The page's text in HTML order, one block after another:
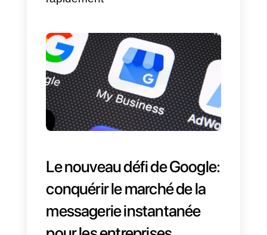
bon service pour recueillir de
bonnes critiques et attirer de
nouveaux clients.
Exemple.Marco est à Turin et a
vélo. Sa requête de recherche
Google « mécanicien de vélos »
affichera d’abord les entreprises